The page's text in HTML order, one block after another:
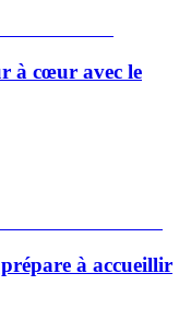
à cœur avec le
à accueillir